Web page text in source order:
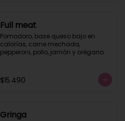
Full meat
Pomodoro, base queso bajo en
calorías, carne mechada,
pepperoni, pollo, jamón y orégano.
$15.490
Gringa